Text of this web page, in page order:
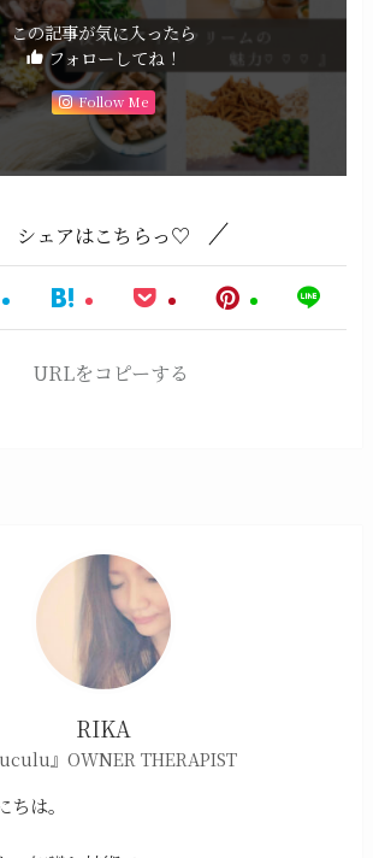
この記事が気に入ったら
フォローしてね！
Follow Me
シェアはこちらっ♡
URLをコピーする
RIKA
』OWNER THERAPIST
は。